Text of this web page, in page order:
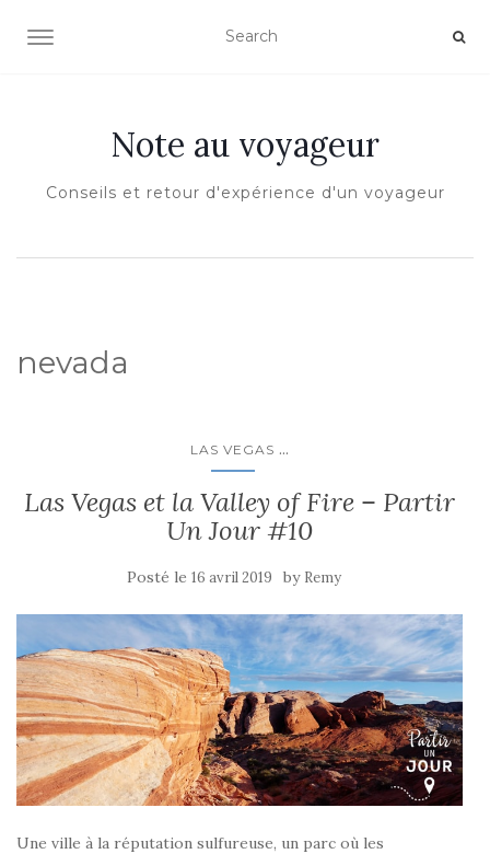
OUVRIR/FERMER LA NAVIGATION
Note au voyageur
Conseils et retour d'expérience d'un voyageur
nevada
LAS VEGAS ...
Las Vegas et la Valley of Fire – Partir
Un Jour #10
Posté le 16 avril 2019 by Remy
Une ville à la réputation sulfureuse, un parc où les